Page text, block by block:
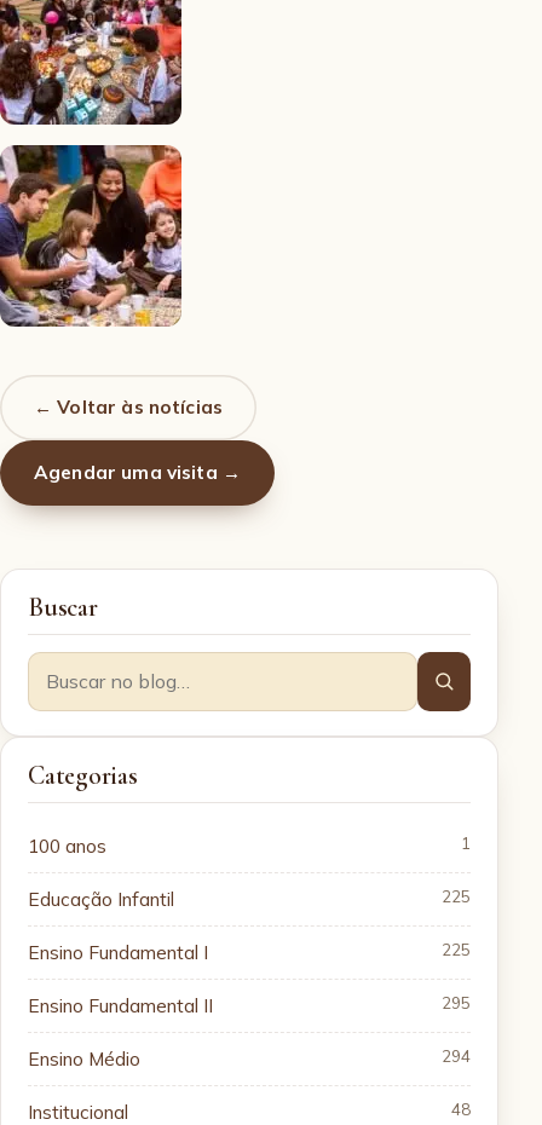
← Voltar às notícias
Agendar uma visita →
Buscar
Categorias
100 anos 1
Educação Infantil 225
Ensino Fundamental I 225
Ensino Fundamental II 295
Ensino Médio 294
Institucional 48